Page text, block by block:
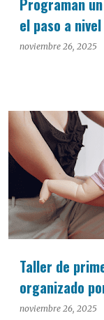
Programan
el paso a
reparación
noviembre 26, 2025
Taller de
organizado
Círculo Médico
noviembre 26, 2025
INTERÉS GENERAL